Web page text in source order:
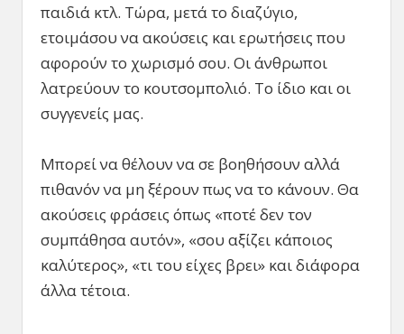
παιδιά κτλ. Τώρα, μετά το διαζύγιο,
ετοιμάσου να ακούσεις και ερωτήσεις που
αφορούν το χωρισμό σου. Οι άνθρωποι
λατρεύουν το κουτσομπολιό. Το ίδιο και οι
συγγενείς μας.
Μπορεί να θέλουν να σε βοηθήσουν αλλά
πιθανόν να μη ξέρουν πως να το κάνουν. Θα
ακούσεις φράσεις όπως «ποτέ δεν τον
συμπάθησα αυτόν», «σου αξίζει κάποιος
καλύτερος», «τι του είχες βρει» και διάφορα
άλλα τέτοια.